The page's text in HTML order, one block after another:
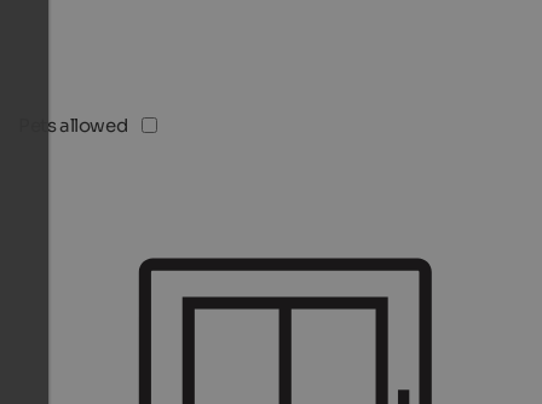
Pets allowed